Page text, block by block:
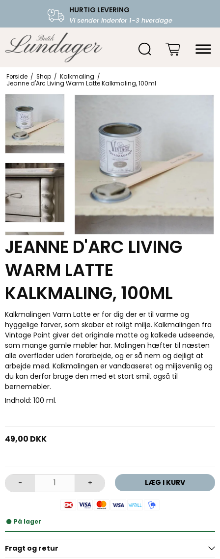
HURTIG LEVERING
Vi sender indenfor 1-3 hverdage
FRI FRAGT OVER 599.-
Starter fra 39,-
Forside / Shop / Kalkmaling /
Jeanne d'Arc Living Warm Latte Kalkmaling, 100ml
JEANNE D'ARC LIVING
WARM LATTE
KALKMALING, 100ML
Kalkmalingen Varm Latte er for dig der er til varme og
hyggelige farver, som skaber et roligt miljø. Kalkmalingen fra
Vintage Paint giver det originale matte og kalkede udseende,
som mange gamle møbler har. Malingen hæfter til næsten
alle overflader uden forarbejde, og er så nem og dejligt at
arbejde med. Kalkmalingen er vandbaseret og miljøvenlig og
du kan derfor bruge den med et stort smil, også til
børnemøbler.
Indhold: 100 ml.
49,00 DKK
- + LÆG I KURV
På lager
Fragt og retur